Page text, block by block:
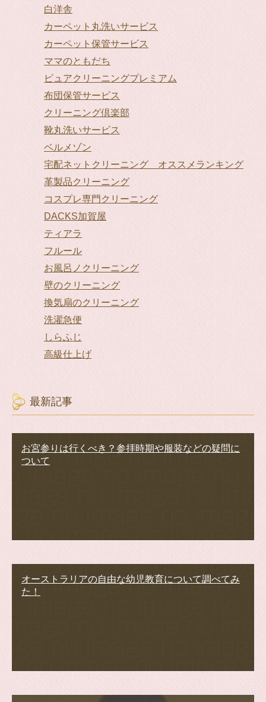
白洋舎
カーペット丸洗いサービス
カーペット保管サービス
ママのともだち
ピュアクリーニングプレミアム
布団保管サービス
クリーニング倶楽部
靴丸洗いサービス
ベルメゾン
宅配ネットクリーニング オススメランキング
革製品クリーニング
コスプレ専門クリーニング
DACKS加賀屋
ティアラ
フルール
お風呂ノクリーニング
壁のクリーニング
換気扇のクリーニング
洗濯急便
しらふじ
高級仕上げ
最新記事
お宮参りは行くべき？参拝時期や服装などの疑問に
ついて
オーストラリアの自由な幼児教育について調べてみ
た！